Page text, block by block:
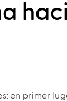
en primer